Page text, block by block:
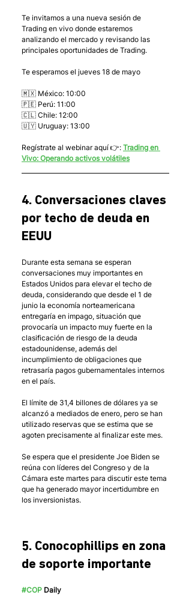
Te invitamos a una nueva sesión de
Trading en vivo donde estaremos
analizando el mercado y revisando las
principales oportunidades de Trading.
Te esperamos el jueves 18 de mayo
🇲🇽 México: 10:00
🇵🇪 Perú: 11:00
🇨🇱 Chile: 12:00
🇺🇾 Uruguay: 13:00
Regístrate al webinar aquí 👉: Trading en
Vivo: Operando activos volátiles
4. Conversaciones claves
por techo de deuda en
EEUU
Durante esta semana se esperan
conversaciones muy importantes en
Estados Unidos para elevar el techo de
deuda, considerando que desde el 1 de
junio la economía norteamericana
entregaría en impago, situación que
provocaría un impacto muy fuerte en la
clasificación de riesgo de la deuda
estadounidense, además del
incumplimiento de obligaciones que
retrasaría pagos gubernamentales internos
en el país.
El límite de 31,4 billones de dólares ya se
alcanzó a mediados de enero, pero se han
utilizado reservas que se estima que se
agoten precisamente al finalizar este mes.
Se espera que el presidente Joe Biden se
reúna con líderes del Congreso y de la
Cámara este martes para discutir este tema
que ha generado mayor incertidumbre en
los inversionistas.
5. Conocophillips en zona
de soporte importante
#COP Daily